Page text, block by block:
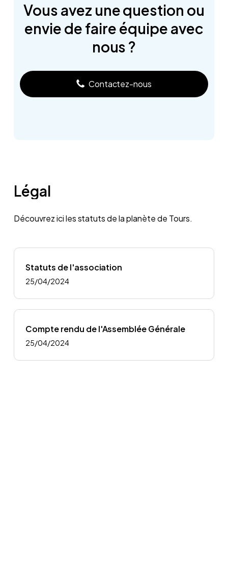
Vous avez unequestion ou
envie de faire équipe avec
nous ?
Contactez-nous
Légal
Découvrez ici les statuts de la planète de Tours.
Statuts de l'association
25/04/2024
Compte rendu de l'Assemblée Générale
25/04/2024